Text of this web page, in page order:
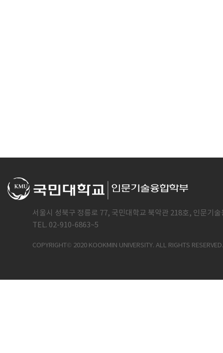
서울시 성북구 정릉로 77, 국민대학교 북악관 218호, 인문기
TEL. 02-910-6863~5
COPYRIGHT© 2020 KOOKMIN UNIVERSITY. ALL RIGHTS RESERVED.